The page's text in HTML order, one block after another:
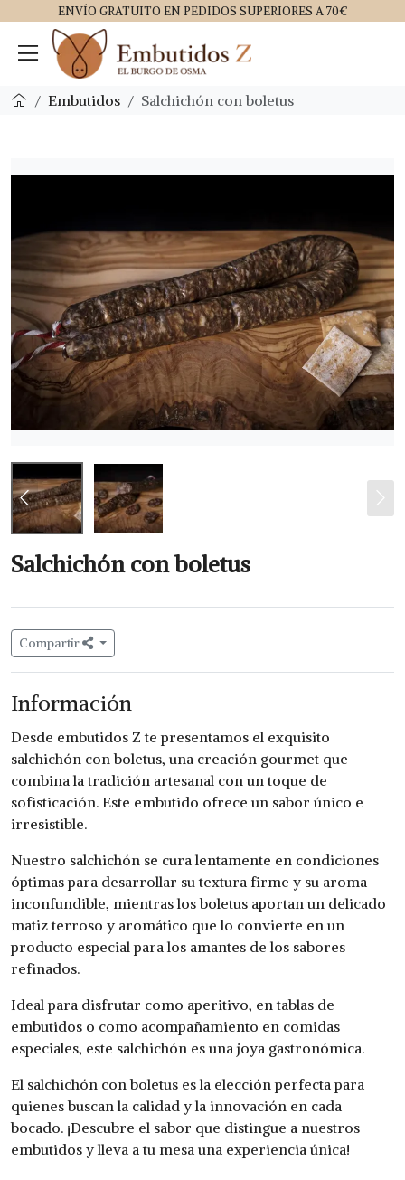
ENVÍO GRATUITO EN PEDIDOS SUPERIORES A 70€
Embutidos Salchichón con boletus
Salchichón con boletus
Compartir
Información
Desde embutidos Z te presentamos el exquisito
salchichón con boletus, una creación gourmet que
combina la tradición artesanal con un toque de
sofisticación. Este embutido ofrece un sabor único e
irresistible.
Nuestro salchichón se cura lentamente en condiciones
óptimas para desarrollar su textura firme y su aroma
inconfundible, mientras los boletus aportan un delicado
matiz terroso y aromático que lo convierte en un
producto especial para los amantes de los sabores
refinados.
Ideal para disfrutar como aperitivo, en tablas de
embutidos o como acompañamiento en comidas
especiales, este salchichón es una joya gastronómica.
El salchichón con boletus es la elección perfecta para
quienes buscan la calidad y la innovación en cada
bocado. ¡Descubre el sabor que distingue a nuestros
embutidos y lleva a tu mesa una experiencia única!